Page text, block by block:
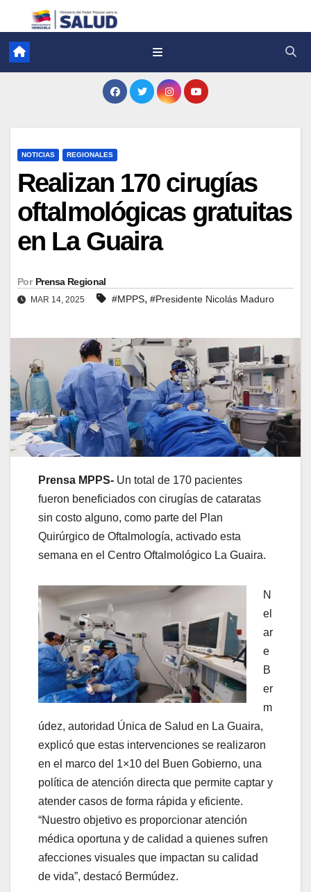
NOTICIAS REGIONALES
Realizan 170 cirugías
oftalmológicas gratuitas
en La Guaira
Por Prensa Regional
MAR 14, 2025 #MPPS, #Presidente Nicolás Maduro
Prensa MPPS- Un total de 170 pacientes
fueron beneficiados con cirugías de cataratas
sin costo alguno, como parte del Plan
Quirúrgico de Oftalmología, activado esta
semana en el Centro Oftalmológico La Guaira.
N
el
ar
e
B
er
m
údez, autoridad Única de Salud en La Guaira,
explicó que estas intervenciones se realizaron
en el marco del 1×10 del Buen Gobierno, una
política de atención directa que permite captar y
atender casos de forma rápida y eficiente.
“Nuestro objetivo es proporcionar atención
médica oportuna y de calidad a quienes sufren
afecciones visuales que impactan su calidad
de vida”, destacó Bermúdez.